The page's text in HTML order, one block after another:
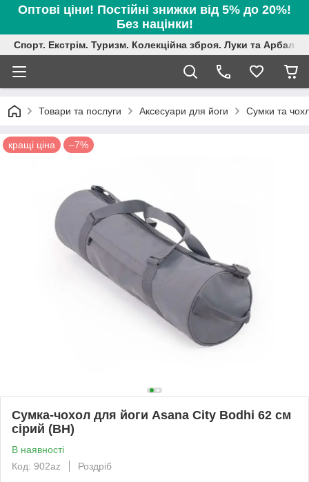
Оптові ціни! Постійні знижки від 5% до 20%!
Без націнки!
Спорт. Екстрім. Туризм. Колекційна зброя. Луки та
Товари та послуги Аксесуари для йоги Сумки та
кращі ціна –7%
Сумка-чохол для йоги Asana City Bodhi 62 см
сірий (BH)
В наявності
Код: 902az
Роздріб